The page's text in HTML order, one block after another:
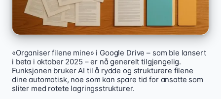
«Organiser filene mine» i Google Drive – som ble lansert
i beta i oktober 2025 – er nå generelt tilgjengelig.
Funksjonen bruker AI til å rydde og strukturere filene
dine automatisk, noe som kan spare tid for ansatte som
sliter med rotete lagringsstrukturer.